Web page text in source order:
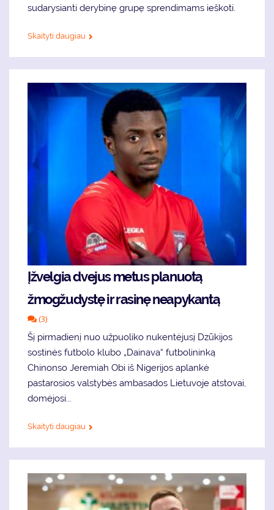
sudarysianti derybinę grupę sprendimams ieškoti.
Skaityti daugiau
Įžvelgia dvejus metus planuotą
žmogžudystę ir rasinę neapykantą
(3)
Šį pirmadienį nuo užpuoliko nukentėjusį Dzūkijos
sostinės futbolo klubo „Dainava“ futbolininką
Chinonso Jeremiah Obi iš Nigerijos aplankė
pastarosios valstybės ambasados Lietuvoje atstovai,
domėjosi...
Skaityti daugiau